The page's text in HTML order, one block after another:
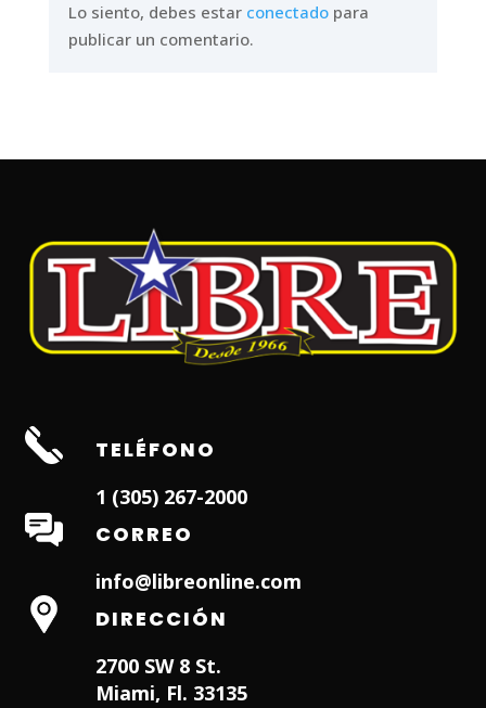
Lo siento, debes estar conectadopara
publicar un comentario.
TELÉFONO
1 (305) 267-2000
CORREO
info@libreonline.com
DIRECCIÓN
2700 SW 8 St.
Miami, Fl. 33135